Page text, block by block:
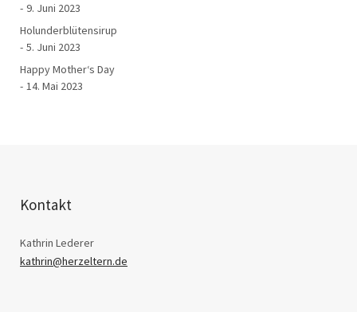
9. Juni 2023
Holunderblütensirup
5. Juni 2023
Happy Mother‘s Day
14. Mai 2023
Kontakt
Kathrin Lederer
kathrin@herzeltern.de